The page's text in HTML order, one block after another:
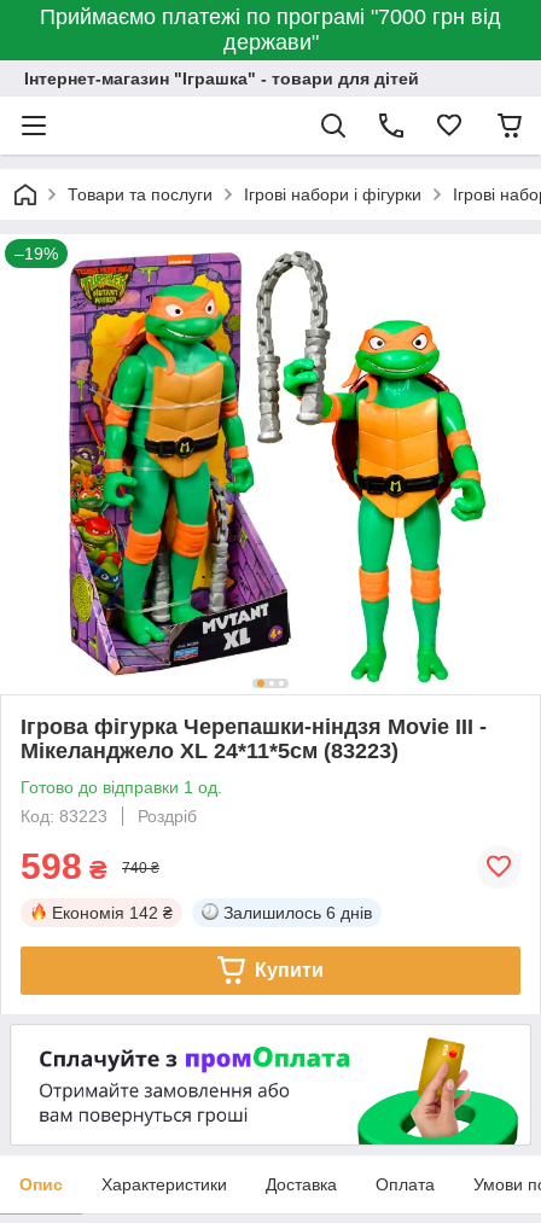
Приймаємо платежі по програмі "7000 грн від
держави"
Інтернет-магазин "Іграшка" - товари для дітей
Товари та послуги Ігрові набори і фігурки Ігрові
–19%
Ігрова фігурка Черепашки-ніндзя Мovie III -
Мікеланджело XL 24*11*5см (83223)
Готово до відправки 1 од.
Код: 83223
Роздріб
598 ₴ 740 ₴
Економія 142 ₴ Залишилось 6 днів
Купити
Опис Характеристики Доставка Оплата Умови